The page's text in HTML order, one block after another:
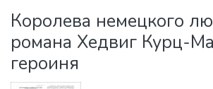
Statistics
Королева немецкого
романа Хедвиг Курц-
героиня